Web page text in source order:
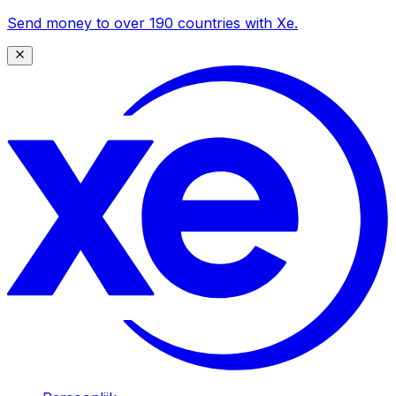
Send money to over 190 countries with Xe.